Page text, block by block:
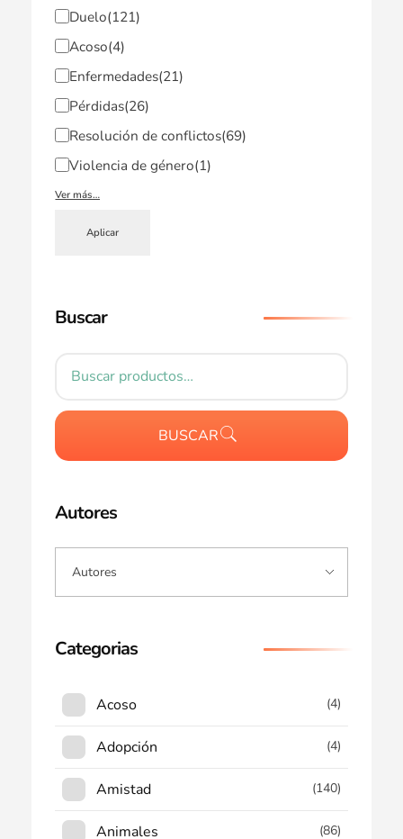
Duelo(121)
Acoso(4)
Enfermedades(21)
Pérdidas(26)
Resolución de conflictos(69)
Violencia de género(1)
Ver más…
Aplicar
Buscar
BUSCAR
Autores
Categorias
Acoso (4)
Adopción (4)
Amistad (140)
Animales (86)